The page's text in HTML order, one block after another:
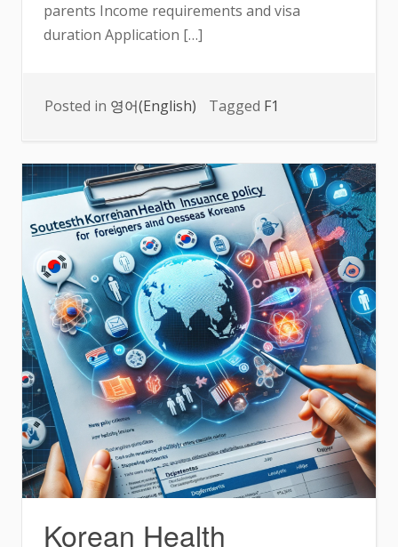
parents Income requirements and visa
duration Application […]
Posted in 영어(English) Tagged F1
Korean Health